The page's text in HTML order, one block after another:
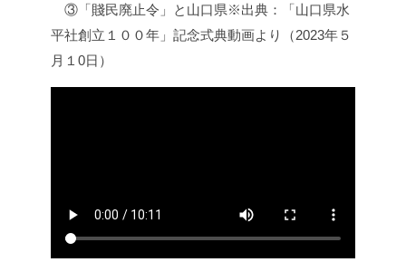
③「賤民廃止令」と山口県※出典：「山口県水
平社創立１００年」記念式典動画より（2023年５
月１0日）